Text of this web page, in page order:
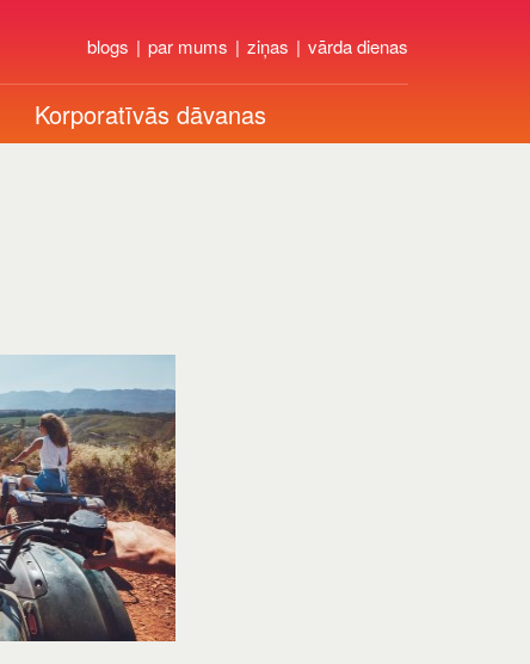
blogs par mums ziņas vārda dienas
Korporatīvās dāvanas